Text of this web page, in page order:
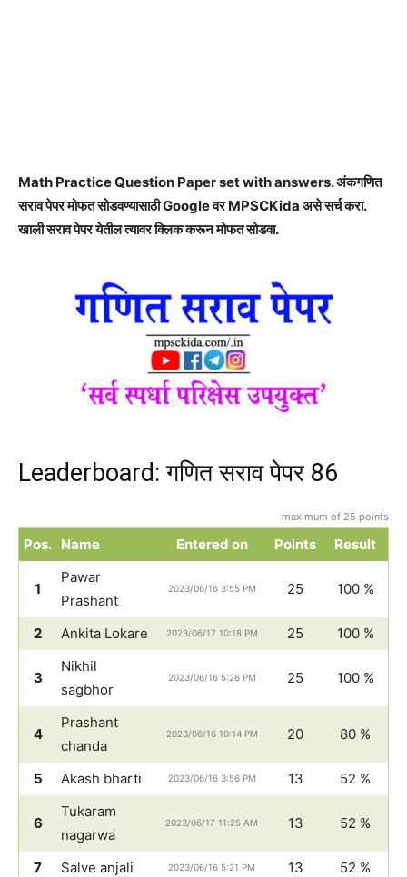
Math Practice Question Paper set with answers. अंकगणित
सराव पेपर मोफत सोडवण्यासाठी Google वर MPSCKida असे सर्च करा.
खाली सराव पेपर येतील त्यावर क्लिक करून मोफत सोडवा.
Leaderboard: गणित सराव पेपर 86
maximum of 25 points
Pos. Name Entered on Points Result
1
Pawar
Prashant
2023/06/16 3:55 PM 25 100 %
2 Ankita Lokare 2023/06/17 10:18 PM 25 100 %
3
Nikhil
sagbhor
2023/06/16 5:26 PM 25 100 %
4
Prashant
chanda
2023/06/16 10:14 PM 20 80 %
5 Akash bharti 2023/06/16 3:56 PM 13 52 %
6
Tukaram
nagarwa
2023/06/17 11:25 AM 13 52 %
7 Salve anjali 2023/06/16 5:21 PM 13
52 %